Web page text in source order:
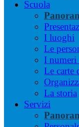
Scuola
I luoghi
Le
I numeri
Le carte
La storia
Servizi